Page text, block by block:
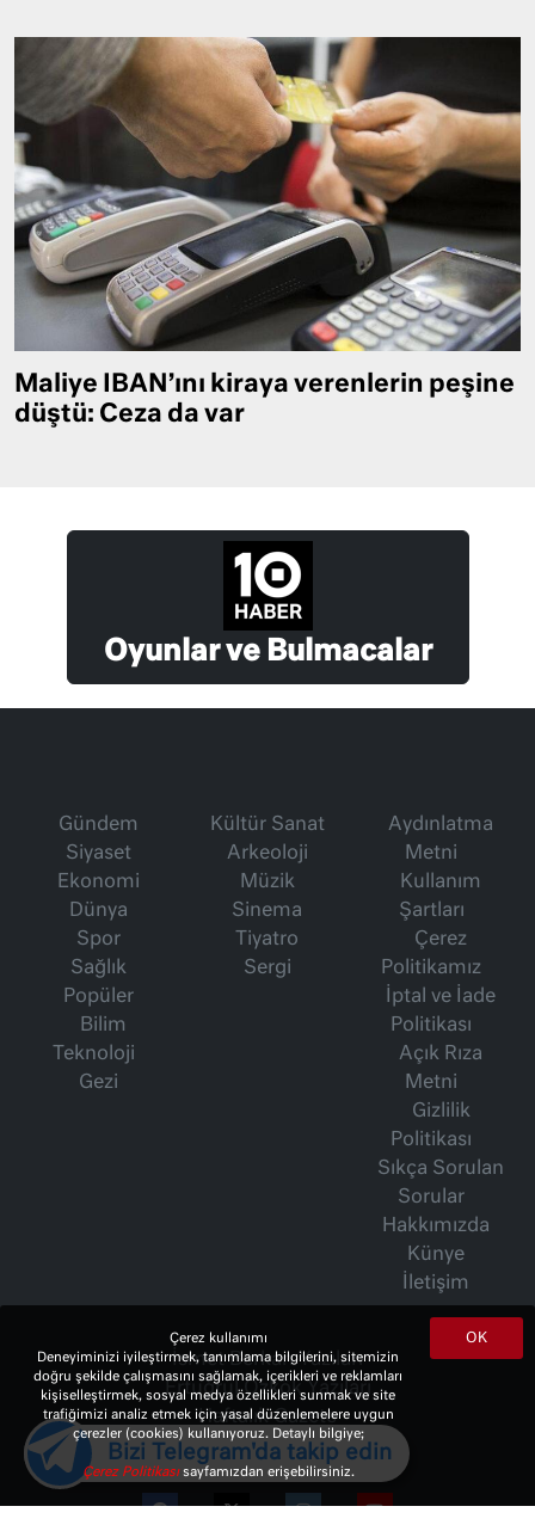
Maliye IBAN’ını kiraya verenlerin peşine
düştü: Ceza da var
Oyunlar ve Bulmacalar
Gündem
Siyaset
Ekonomi
Dünya
Spor
Sağlık
Popüler
Bilim
Teknoloji
Gezi
Kültür Sanat
Arkeoloji
Müzik
Sinema
Tiyatro
Sergi
Aydınlatma
Metni
Kullanım
Şartları
Çerez
Politikamız
İptal ve İade
Politikası
Açık Rıza
Metni
Gizlilik
Politikası
Sıkça Sorulan
Sorular
Hakkımızda
Künye
İletişim
İsmet Berkan Yazıları
Ertuğrul Özkök Yazıları
Haftalık Gazete
OK
Çerez kullanımı
Deneyiminizi iyileştirmek, tanımlama bilgilerini, sitemizin
doğru şekilde çalışmasını sağlamak, içerikleri ve reklamları
kişiselleştirmek, sosyal medya özellikleri sunmak ve site
trafiğimizi analiz etmek için yasal düzenlemelere uygun
çerezler (cookies) kullanıyoruz. Detaylı bilgiye;
Çerez Politikasısayfamızdan erişebilirsiniz.
Bizi Telegram'da takip edin